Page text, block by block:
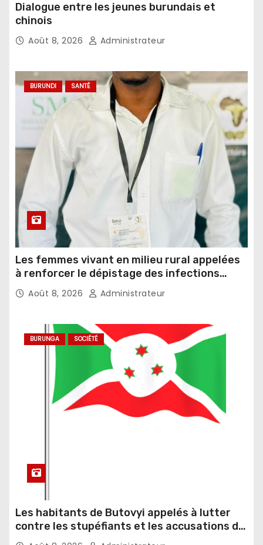
Dialogue entre les jeunes burundais et
chinois
Août 8, 2026 Administrateur
BURUNDI SANTÉ
Les femmes vivant en milieu rural appelées
à renforcer le dépistage des infections
sexuellement transmissibles
Août 8, 2026 Administrateur
BURUNGA SOCIÉTÉ
Les habitants de Butovyi appelés à lutter
contre les stupéfiants et les accusations de
sorcellerie